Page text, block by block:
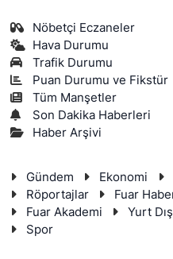
Nöbetçi Eczaneler
Hava Durumu
Trafik Durumu
Puan Durumu ve Fikstür
Tüm Manşetler
Son Dakika Haberleri
Haber Arşivi
Gündem Ekonomi
Röportajlar
Fuar
Fuar Akademi
Yurt
Spor